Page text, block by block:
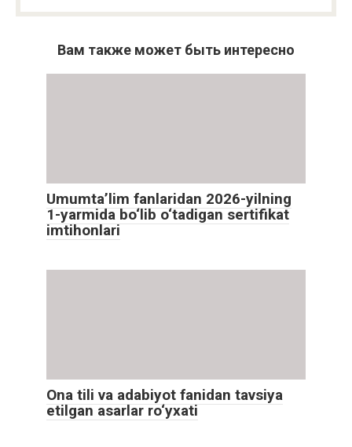
Вам также может быть интересно
Umumta’lim fanlaridan 2026-yilning
1-yarmida bo‘lib o‘tadigan sertifikat
imtihonlari
Ona tili va adabiyot fanidan tavsiya
etilgan asarlar ro‘yxati